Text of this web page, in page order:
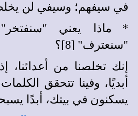
في سيفهم؛ وسيفي لن
*
ماذا يعني
"سنعترف" [8]؟
إنك تخلصنا من أعدائنا،
أبديًا، وفينا تتحقق
يسكنون في بيتك، أبدًا